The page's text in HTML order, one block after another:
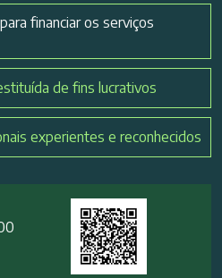
para financiar os serviços
de fins lucrativos
experientes e reconhecidos